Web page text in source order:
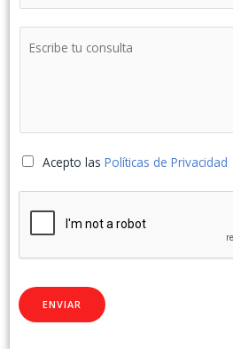
Acepto las Políticas de Privacidad
ENVIAR